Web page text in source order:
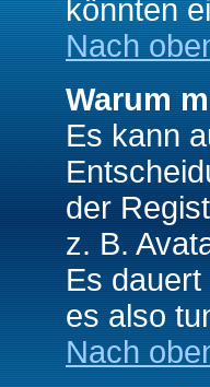
könnten
Nach
Warum
Es kann
der
z. B.
Es
es also
Nach